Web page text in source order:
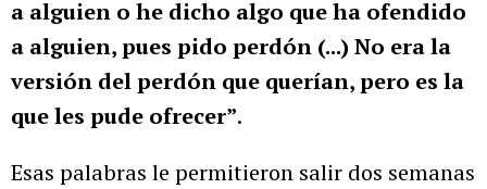
a alguien o he dicho algo que ha ofendido
a alguien, pues pido perdón (...) No era la
versión del perdón que querían, pero es la
que les pude ofrecer”.
Esas palabras le permitieron salir dos semanas